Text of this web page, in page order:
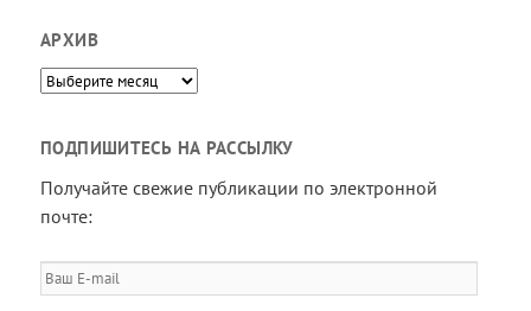
АРХИВ
Архив
ПОДПИШИТЕСЬ НА РАССЫЛКУ
Получайте свежие публикации по электронной
почте:
Ваш
E-